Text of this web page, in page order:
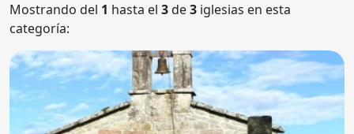
Mostrando del 1 hasta el 3de3 iglesias en esta
categoría: